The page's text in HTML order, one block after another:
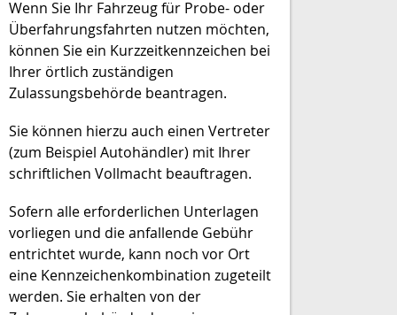
Wenn Sie Ihr Fahrzeug für Probe- oder
Überfahrungsfahrten nutzen möchten,
können Sie ein Kurzzeitkennzeichen bei
Ihrer örtlich zuständigen
Zulassungsbehörde beantragen.
Sie können hierzu auch einen Vertreter
(zum Beispiel Autohändler) mit Ihrer
schriftlichen Vollmacht beauftragen.
Sofern alle erforderlichen Unterlagen
vorliegen und die anfallende Gebühr
entrichtet wurde, kann noch vor Ort
eine Kennzeichenkombination zugeteilt
werden. Sie erhalten von der